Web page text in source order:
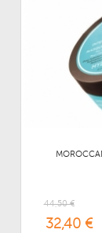
44,50 €
32,40 €